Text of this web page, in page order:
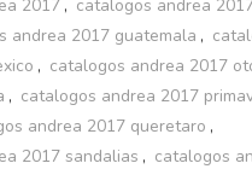
2017 , catalogos andrea
andrea 2017 guatemala ,
, catalogos andrea 2017
, catalogos andrea 2017
andrea 2017 queretaro ,
2017 sandalias , catalogos